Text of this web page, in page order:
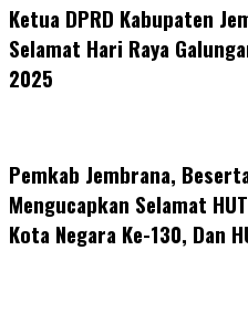
Ketua DPRD Kabupaten
Selamat Hari Raya
2025
Pemkab Jembrana,
Mengucapkan Selamat
Kota Negara Ke-130, Dan